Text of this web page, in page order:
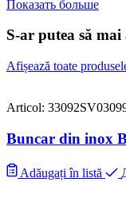
Показать больше
S-ar putea să
Afișează toate
Articol:
Buncar din inox
Adăugați în listă